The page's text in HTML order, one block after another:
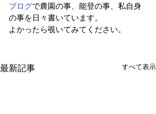
ブログで農園の事、能登の事、私自身
の事を日々書いています。
よかったら覗いてみてください。
最新記事 すべて表示